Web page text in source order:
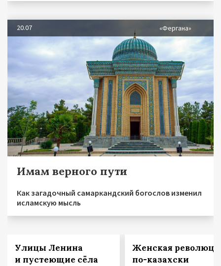
20.07 «Фергана»
Имам верного пути
Как загадочный самаркандский богослов изменил
исламскую мысль
Улицы Ленина
и пустеющие сёла
Женская
по-казахски